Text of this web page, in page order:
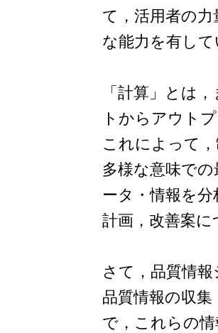
て，活用者の
な能力を有し
「計算」とは
トからアウト
これによって
多様な意味で
ータ・情報を
計画，改善案
さて，品質情
品質情報の収
で，これらの